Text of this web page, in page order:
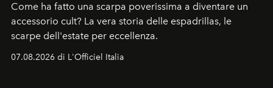
Come ha fatto una scarpa poverissima a diventare un
accessorio cult? La vera storia delle espadrillas, le
scarpe dell'estate per eccellenza.
07.08.2026 di L'Officiel Italia